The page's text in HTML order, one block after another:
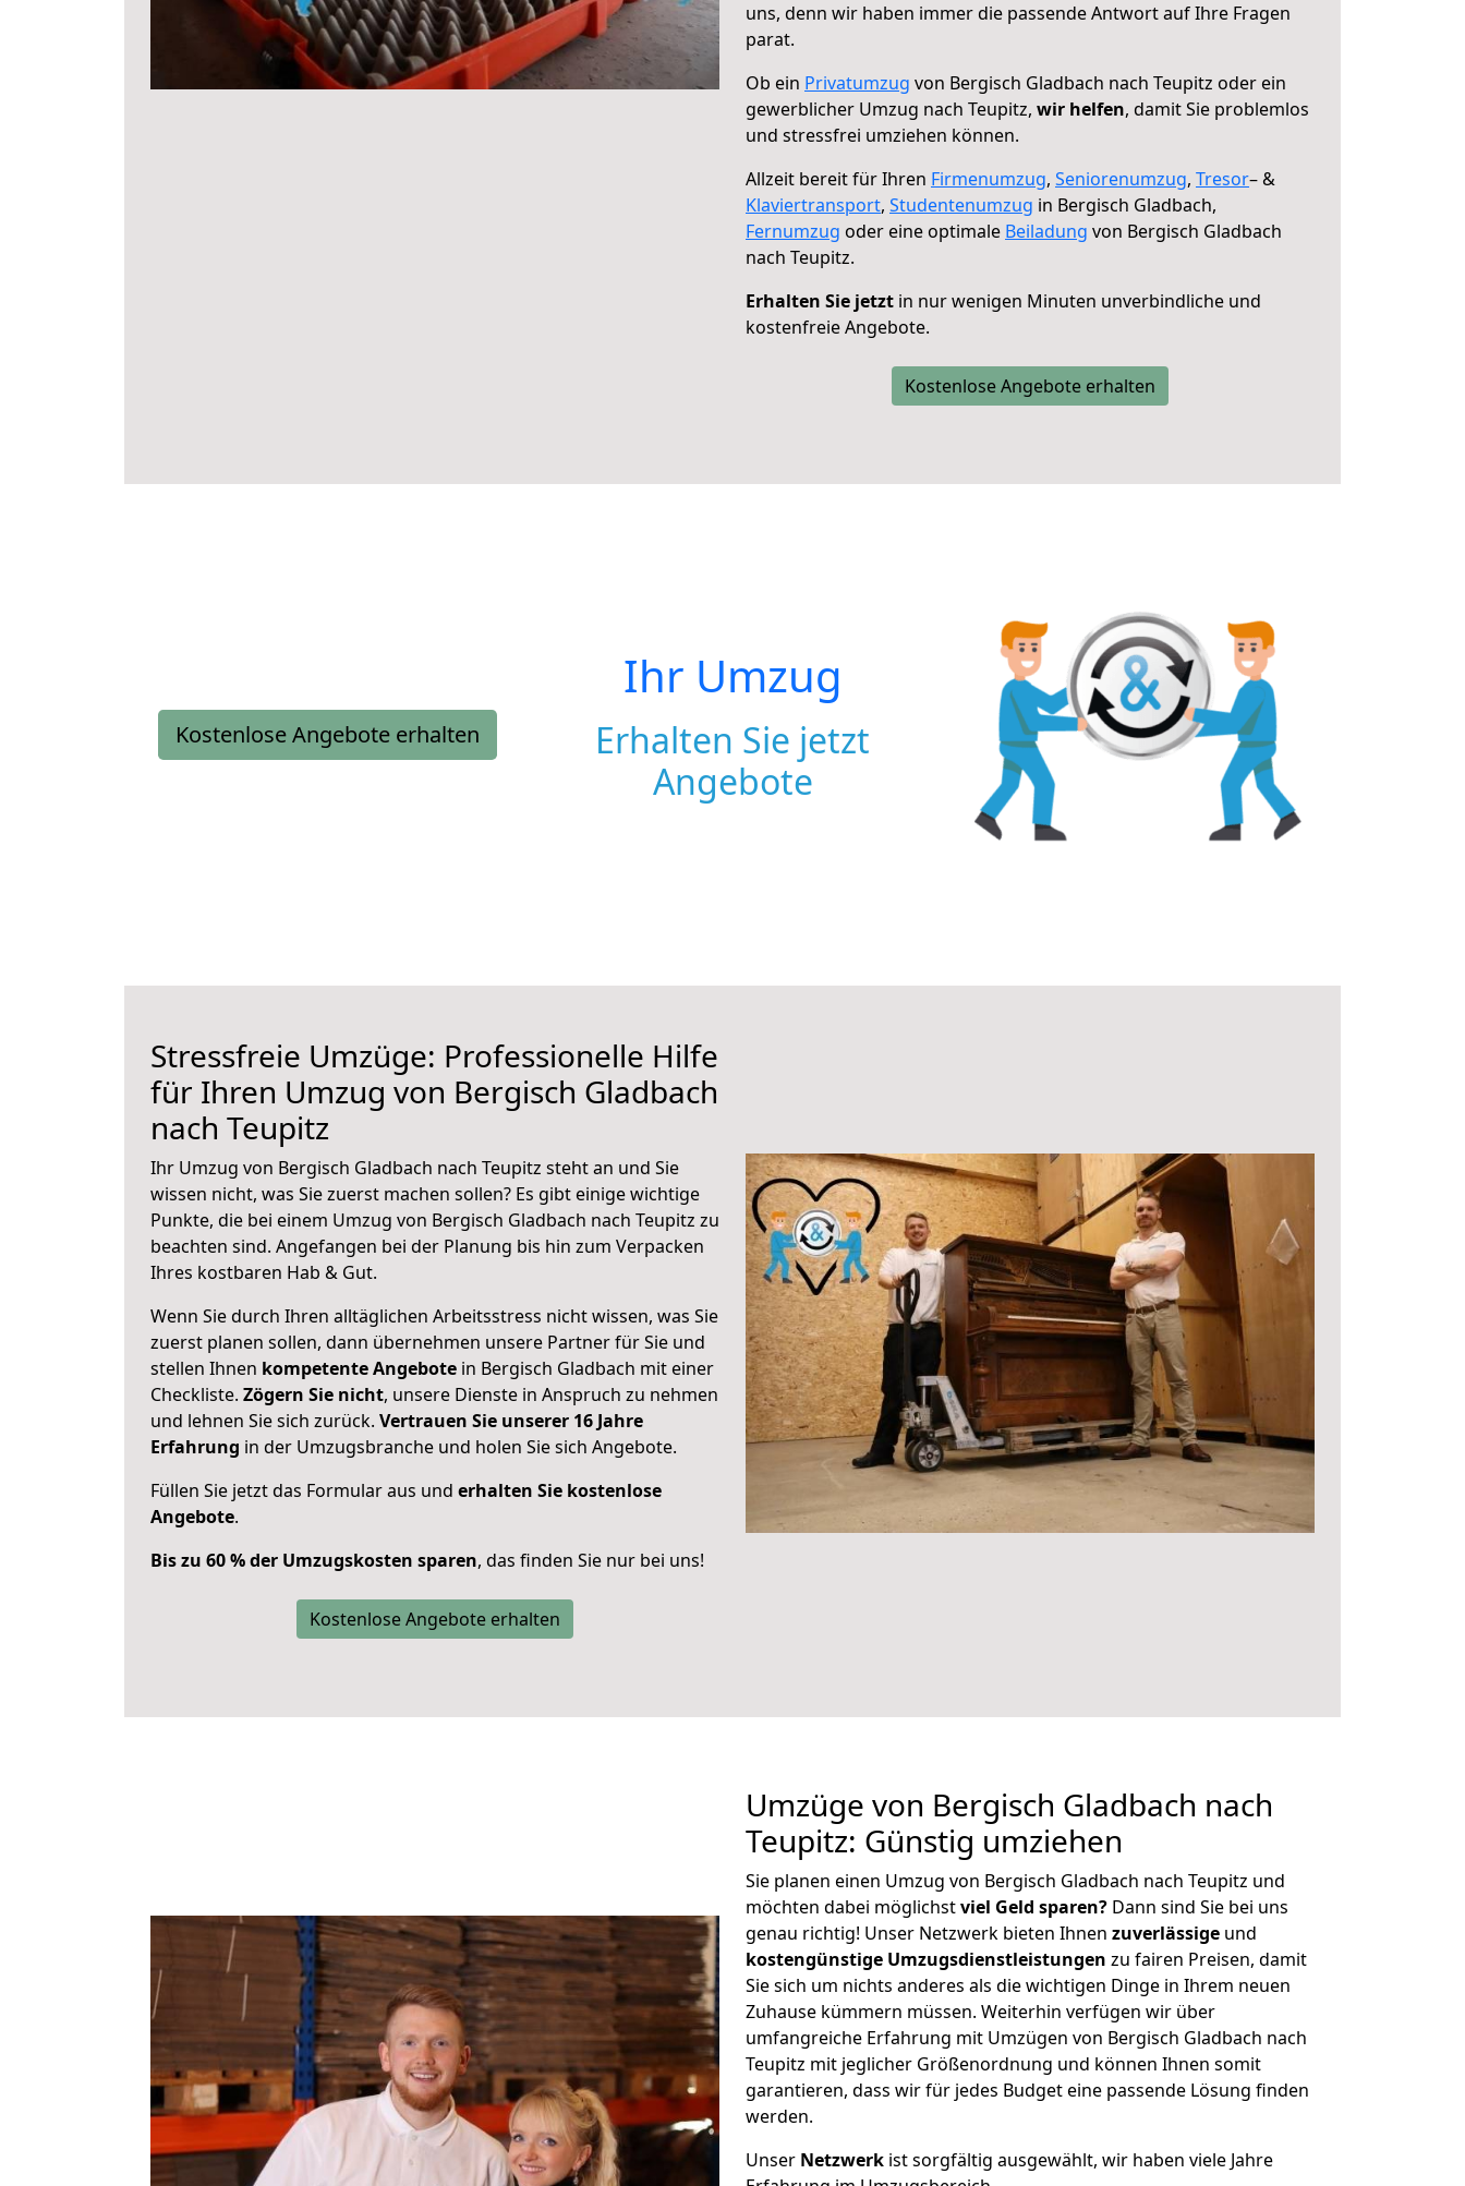
uns, denn wir haben immer die passende Antwort auf Ihre Fragen
parat.
Ob ein Privatumzug von Bergisch Gladbach nach Teupitz oder ein
gewerblicher Umzug nach Teupitz, wir helfen, damit Sie problemlos
und stressfrei umziehen können.
Allzeit bereit für Ihren Firmenumzug, Seniorenumzug, Tresor– &
Klaviertransport, Studentenumzug in Bergisch Gladbach,
Fernumzug oder eine optimale Beiladung von Bergisch Gladbach
nach Teupitz.
Erhalten Sie jetzt in nur wenigen Minuten unverbindliche und
kostenfreie Angebote.
Kostenlose Angebote erhalten
Kostenlose Angebote erhalten
Ihr Umzug
Erhalten Sie jetzt
Angebote
Stressfreie Umzüge: Professionelle Hilfe
für Ihren Umzug von Bergisch Gladbach
nach Teupitz
Ihr Umzug von Bergisch Gladbach nach Teupitz steht an und Sie
wissen nicht, was Sie zuerst machen sollen? Es gibt einige wichtige
Punkte, die bei einem Umzug von Bergisch Gladbach nach Teupitz zu
beachten sind. Angefangen bei der Planung bis hin zum Verpacken
Ihres kostbaren Hab & Gut.
Wenn Sie durch Ihren alltäglichen Arbeitsstress nicht wissen, was Sie
zuerst planen sollen, dann übernehmen unsere Partner für Sie und
stellen Ihnen kompetente Angebote in Bergisch Gladbach mit einer
Checkliste. Zögern Sie nicht, unsere Dienste in Anspruch zu nehmen
und lehnen Sie sich zurück. Vertrauen Sie unserer 16 Jahre
Erfahrung in der Umzugsbranche und holen Sie sich Angebote.
Füllen Sie jetzt das Formular aus und erhalten Sie kostenlose
Angebote.
Bis zu 60 % der Umzugskosten sparen, das finden Sie nur bei uns!
Kostenlose Angebote erhalten
Umzüge von Bergisch Gladbach nach
Teupitz: Günstig umziehen
Sie planen einen Umzug von Bergisch Gladbach nach Teupitz und
möchten dabei möglichstviel Geld sparen? Dann sind Sie bei uns
genau richtig! Unser Netzwerk bieten Ihnen zuverlässige und
kostengünstige Umzugsdienstleistungen zu fairen Preisen, damit
Sie sich um nichts anderes als die wichtigen Dinge in Ihrem neuen
Zuhause kümmern müssen. Weiterhin verfügen wir über
umfangreiche Erfahrung mit Umzügen von Bergisch Gladbach nach
Teupitz mit jeglicher Größenordnung und können Ihnen somit
garantieren, dass wir für jedes Budget eine passende Lösung finden
werden.
Unser Netzwerk ist sorgfältig ausgewählt, wir haben viele Jahre